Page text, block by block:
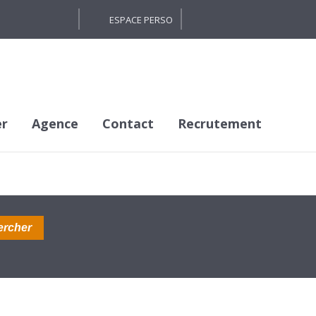
ESPACE PERSO
Agence Contact Recrutement